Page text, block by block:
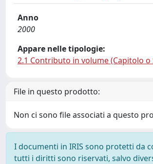
Anno
2000
Appare nelle tipologie:
2.1 Contributo in volume (Capitolo o
File in questo prodotto:
Non ci sono file associati a questo
I documenti in IRIS sono protetti da
tutti i diritti sono riservati, salvo